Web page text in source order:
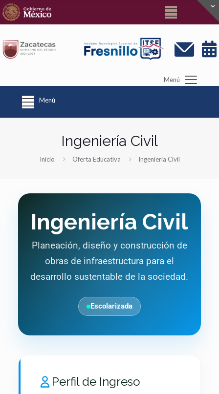
Menú
Menú
Ingeniería Civil
Inicio Oferta Educativa Ingeniería Civil
Ingeniería Civil
Planeación, diseño y construcción de
obras de infraestructura para el
desarrollo sustentable de la sociedad.
Escolarizada
Perfil de Ingreso